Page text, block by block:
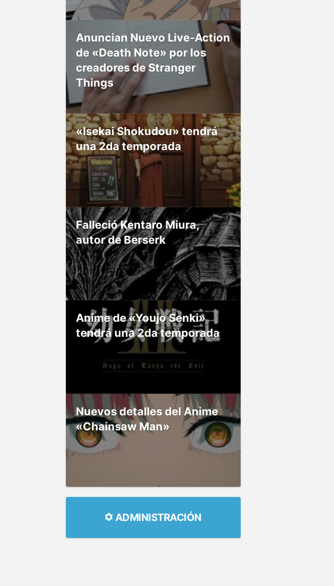
Anuncian Nuevo Live-Action
de «Death Note» por los
creadores de Stranger
Things
«Isekai Shokudou» tendrá
una 2da temporada
Falleció Kentaro Miura,
autor de Berserk
Anime de «Youjo Senki»
tendrá una 2da temporada
Nuevos detalles del Anime
«Chainsaw Man»
ADMINISTRACIÓN